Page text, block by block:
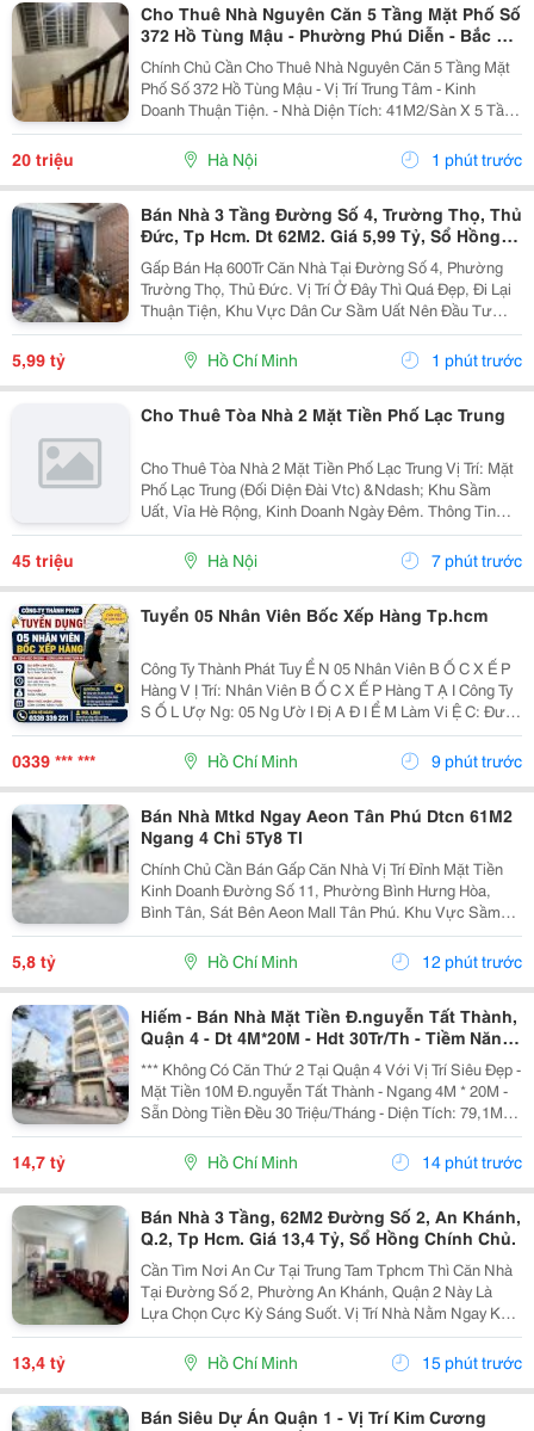
Cho Thuê Nhà Nguyên Căn 5 Tầng Mặt Phố Số
372 Hồ Tùng Mậu - Phường Phú Diễn - Bắc Từ
Liêm - Hn
Chính Chủ Cần Cho Thuê Nhà Nguyên Căn 5 Tầng Mặt
Phố Số 372 Hồ Tùng Mậu - Vị Trí Trung Tâm - Kinh
Doanh Thuận Tiện. - Nhà Diện Tích: 41M2/Sàn X 5 Tầng
- Mặt Tiền: 3.1M. - Nhà Thiết Kế Mỗi Tầng 1 Sàn Thông,
1 Wc, - Đường Trước Nhà Rộng 50M,...
20 triệu Hà Nội 1 phút trước
Bán Nhà 3 Tầng Đường Số 4, Trường Thọ, Thủ
Đức, Tp Hcm. Dt 62M2. Giá 5,99 Tỷ, Sổ Hồng
Riêng.
Gấp Bán Hạ 600Tr Căn Nhà Tại Đường Số 4, Phường
Trường Thọ, Thủ Đức. Vị Trí Ở Đây Thì Quá Đẹp, Đi Lại
Thuận Tiện, Khu Vực Dân Cư Sầm Uất Nên Đầu Tư
Cho Thuê Hay Giữ Tài Sản Đều Rất Ổn. Căn Nhà Nằm
Ngay Đường Vành Đai 2, Vài Bước Là Ra Xa Lộ Hn,
5,99 tỷ Hồ Chí Minh 1 phút trước
Cho Thuê Tòa Nhà 2 Mặt Tiền Phố Lạc Trung
Cho Thuê Tòa Nhà 2 Mặt Tiền Phố Lạc Trung Vị Trí: Mặt
Phố Lạc Trung (Đối Diện Đài Vtc) &Ndash; Khu Sầm
Uất, Vỉa Hè Rộng, Kinh Doanh Ngày Đêm. Thông Tin
Tòa Nhà: Diện Tích: 90M&Sup2; X 6 Tầng. Mặt Tiền:
6M (Mặt Trước Phố Lớn, Mặt Sau...
45 triệu Hà Nội 7 phút trước
Tuyển 05 Nhân Viên Bốc Xếp Hàng Tp.hcm
Công Ty Thành Phát Tuy Ể N 05 Nhân Viên B Ố C X Ế P
Hàng V Ị Trí: Nhân Viên B Ố C X Ế P Hàng T Ạ I Công Ty
S Ố L Ượ Ng: 05 Ng Ườ I Đị A Đ I Ể M Làm Vi Ệ C: Đườ
Ng D Ươ Ng Công Khi, Ấ P 4, Xuân Th Ớ I S Ơ N,
Tp.hcm ⏰ Th Ờ I Gian: Làm Vi Ệ C Theo...
0339 *** *** Hồ Chí Minh 9 phút trước
Bán Nhà Mtkd Ngay Aeon Tân Phú Dtcn 61M2
Ngang 4 Chỉ 5Ty8 Tl
Chính Chủ Cần Bán Gấp Căn Nhà Vị Trí Đỉnh Mặt Tiền
Kinh Doanh Đường Số 11, Phường Bình Hưng Hòa,
Bình Tân, Sát Bên Aeon Mall Tân Phú. Khu Vực Sầm
Uất, Buôn Bán Nhộn Nhịp, Tiện Di Chuyển Ra Lê Trọng
Tấn, Quốc Lộ 1A. - Thông Số Vàng: Chiều Ngang 4M
5,8 tỷ Hồ Chí Minh 12 phút trước
Hiếm - Bán Nhà Mặt Tiền Đ.nguyễn Tất Thành,
Quận 4 - Dt 4M*20M - Hdt 30Tr/Th - Tiềm Năng
Tương Lai Giá Trị Cảng Nguyễn Tất Thành
Phát Triển
*** Không Có Căn Thứ 2 Tại Quận 4 Với Vị Trí Siêu Đẹp -
Mặt Tiền 10M Đ.nguyễn Tất Thành - Ngang 4M * 20M -
Sẵn Dòng Tiền Đều 30 Triệu/Tháng - Diện Tích: 79,1M2.
- Kết Cấu: 4 Tầng. - Đang Cho Thuê Khoán Chdv:
30Tr/Th. - Vị Trí Siêu Hiếm Bán Ngay...
14,7 tỷ Hồ Chí Minh 14 phút trước
Bán Nhà 3 Tầng, 62M2 Đường Số 2, An Khánh,
Q.2, Tp Hcm. Giá 13,4 Tỷ, Sổ Hồng Chính Chủ.
Cần Tìm Nơi An Cư Tại Trung Tam Tphcm Thì Căn Nhà
Tại Đường Số 2, Phường An Khánh, Quận 2 Này Là
Lựa Chọn Cực Kỳ Sáng Suốt. Vị Trí Nhà Nằm Ngay Khu
Trung Tâm An Khánh, Khu Vực Lõi Của Thành Phố Thủ
Đức. Với Diện Tích 62M2, Kích Thước 4.1M X 15M,...
13,4 tỷ Hồ Chí Minh 15 phút trước
Bán Siêu Dự Án Quận 1 - Vị Trí Kim Cương